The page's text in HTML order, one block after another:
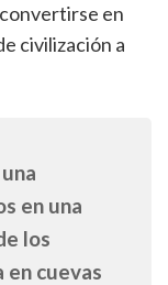
en
civilización a
en una
los
cuevas